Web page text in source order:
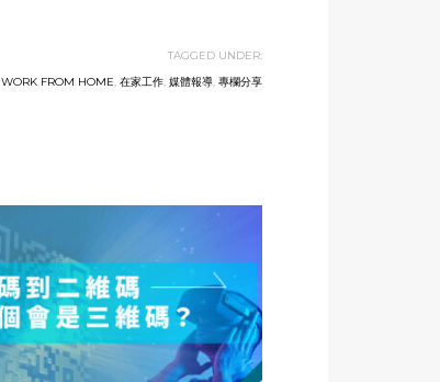
TAGGED UNDER:
WORK FROM HOME, 在家工作, 媒體報導, 專欄分享